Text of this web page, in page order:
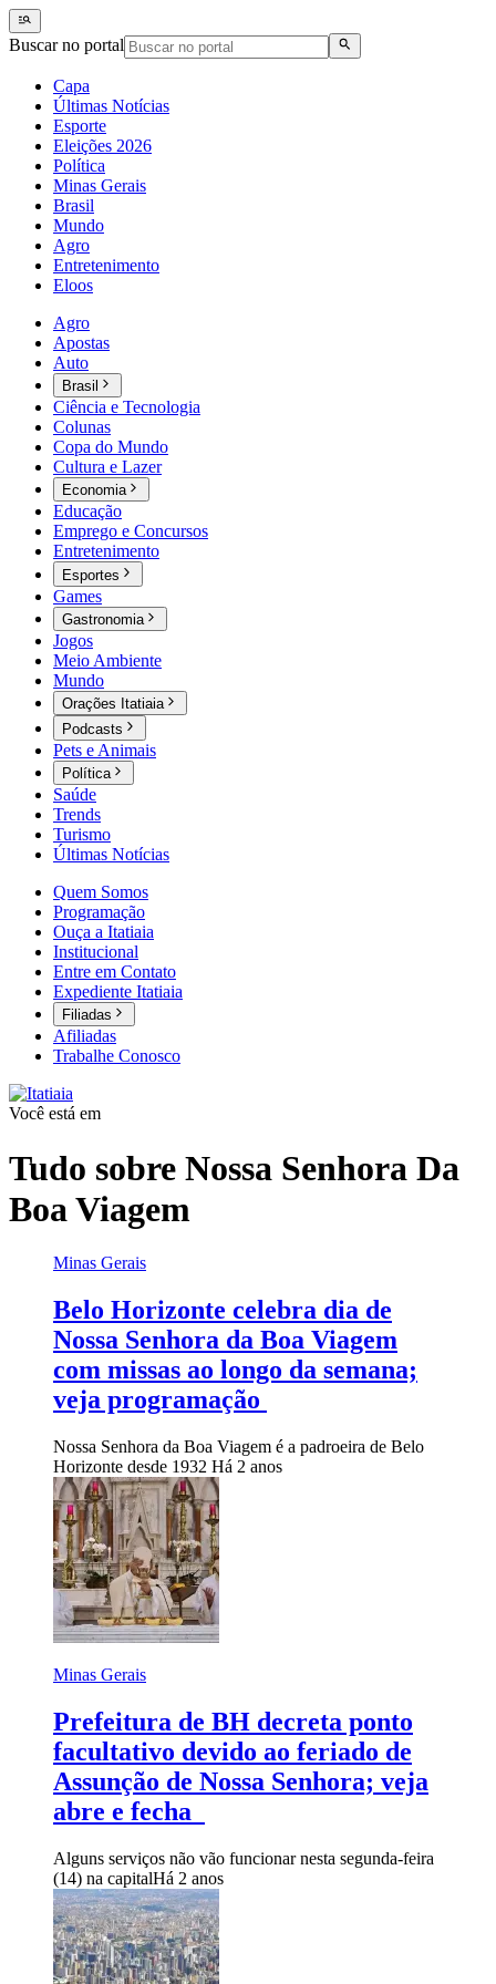
Buscar no portal
Capa
Últimas Notícias
Esporte
Eleições 2026
Política
Minas Gerais
Brasil
Mundo
Agro
Entretenimento
Eloos
Agro
Apostas
Auto
Brasil
Ciência e Tecnologia
Colunas
Copa do Mundo
Cultura e Lazer
Economia
Educação
Emprego e Concursos
Entretenimento
Esportes
Games
Gastronomia
Jogos
Meio Ambiente
Mundo
Orações Itatiaia
Podcasts
Pets e Animais
Política
Saúde
Trends
Turismo
Últimas Notícias
Quem Somos
Programação
Ouça a Itatiaia
Institucional
Entre em Contato
Expediente Itatiaia
Filiadas
Afiliadas
Trabalhe Conosco
Você está em
Tudo sobre Nossa Senhora Da
Boa Viagem
Minas Gerais
Belo Horizonte celebra dia de
Nossa Senhora da Boa Viagem
com missas ao longo da semana;
veja programação
Nossa Senhora da Boa Viagem é a padroeira de Belo
Horizonte desde 1932 Há 2 anos
Minas Gerais
Prefeitura de BH decreta ponto
facultativo devido ao feriado de
Assunção de Nossa Senhora; veja
abre e fecha
Alguns serviços não vão funcionar nesta segunda-feira
(14) na capitalHá 2 anos